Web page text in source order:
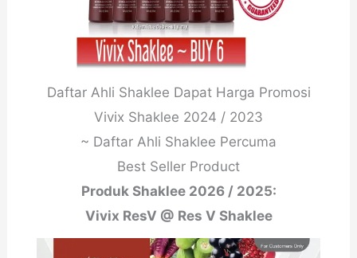
Daftar Ahli Shaklee Dapat Harga Promosi
Vivix Shaklee 2024 / 2023
~ Daftar Ahli Shaklee Percuma
Best Seller Product
Produk Shaklee 2026 / 2025:
Vivix ResV @ Res V Shaklee